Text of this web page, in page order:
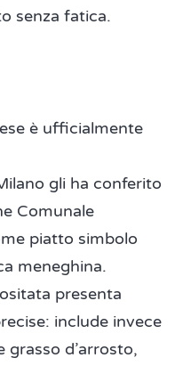
senza fatica.
è ufficialmente
gli ha conferito
Comunale
piatto simbolo
meneghina.
presenta
include invece
grasso d’arrosto,